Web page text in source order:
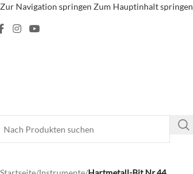
Zur Navigation springen Zum Hauptinhalt springen